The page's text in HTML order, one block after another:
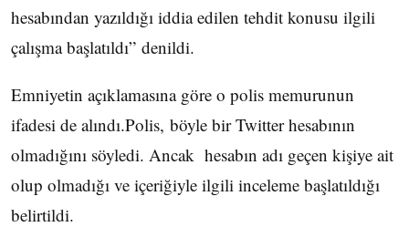
hesabından yazıldığı iddia edilen tehdit konusu ilgili
çalışma başlatıldı” denildi.
Emniyetin açıklamasına göre o polis memurunun
ifadesi de alındı.Polis, böyle bir Twitter hesabının
olmadığını söyledi. Ancak hesabın adı geçen kişiye ait
olup olmadığı ve içeriğiyle ilgili inceleme başlatıldığı
belirtildi.